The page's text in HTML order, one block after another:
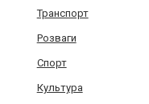
Транспорт
Розваги
Спорт
Культура